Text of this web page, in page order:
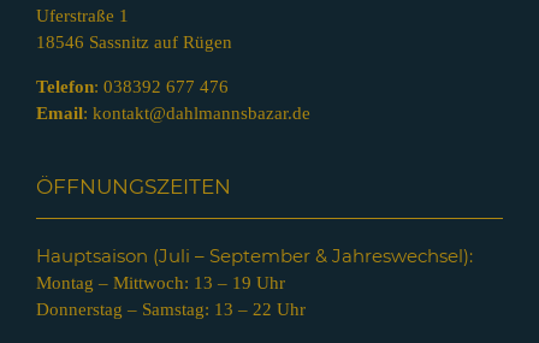
Uferstraße 1
18546 Sassnitz auf Rügen
Telefon: 038392 677 476
Email: kontakt@dahlmannsbazar.de
ÖFFNUNGSZEITEN
Hauptsaison (Juli – September & Jahreswechsel):
Montag – Mittwoch: 13 – 19 Uhr
Donnerstag – Samstag: 13 – 22 Uhr